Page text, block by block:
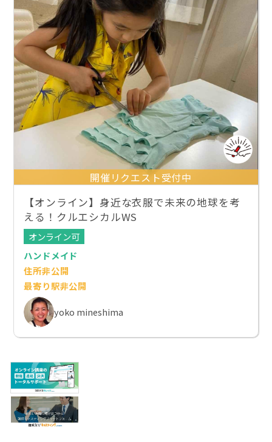
開催リクエスト受付中
【オンライン】身近な衣服で未来の地球を考
える！クルエシカルWS
オンライン可
ハンドメイド
住所非公開
最寄り駅非公開
yoko mineshima